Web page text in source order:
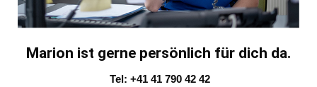
Marion ist gerne persönlich für dich da.
Tel: +41 41 790 42 42